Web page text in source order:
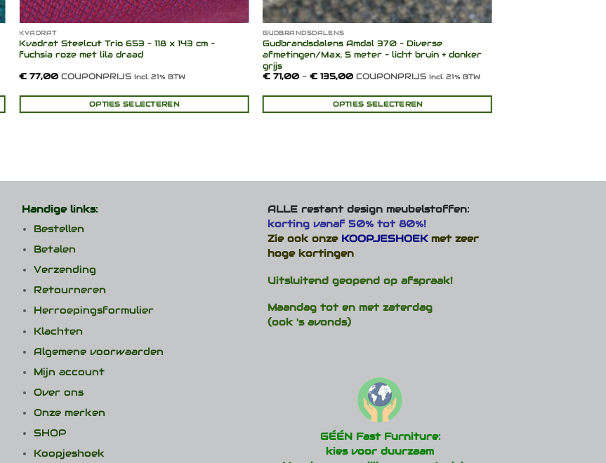
KVADRAT
Kvadrat Steelcut Trio 653 – 118 x 143 cm –
fuchsia roze met lila draad
€ 77,00 COUPONPRIJSIncl. 21% BTW
OPTIES SELECTEREN
kan
gekozen
op
GUDBRANDSDALENS
Gudbrandsdalens Amdal 370 – Diverse
afmetingen/Max. 5 meter – licht bruin + donker
grijs
€ 71,00 - € 135,00Prijsklasse:
€ 135,00
COUPONPRIJSIncl. 21% BTW
OPTIES SELECTEREN
kan
gekozen
worden
op
productpagina
Handige links:
Bestellen
Betalen
Verzending
Retourneren
Herroepingsformulier
Klachten
Algemene voorwaarden
Mijn account
Over ons
Onze merken
SHOP
Koopjeshoek
ALLE restant design meubelstoffen:
korting vanaf 50% tot 80%!
Zie ook onze KOOPJESHOEKmet zeer
hoge kortingen
Uitsluitend geopend op afspraak!
Maandag tot en met zaterdag
(ook 's avonds)
GÉÉN Fast Furniture:
kies voor duurzaam